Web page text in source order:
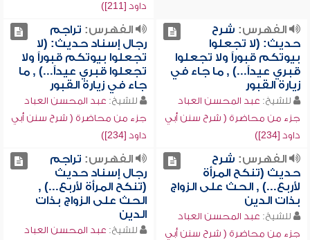
داود [211])
الفهرس: شرح
حديث: (لا تجعلوا
بيوتكم قبوراً ولا تجعلوا
قبري عيداً...) , ما جاء في
زيارة القبور
للشيخ: عبد المحسن العباد
جزء من محاضرة ( شرح سنن أبي
داود [234])
الفهرس: تراجم
رجال إسناد حديث: (لا
تجعلوا بيوتكم قبوراً ولا
تجعلوا قبري عيداً...) , ما
جاء في زيارة القبور
للشيخ: عبد المحسن العباد
جزء من محاضرة ( شرح سنن أبي
داود [234])
الفهرس: شرح
حديث (تنكح المرأة
لأربع...) , الحث على الزواج
بذات الدين
للشيخ: عبد المحسن العباد
جزء من محاضرة ( شرح سنن أبي
الفهرس: تراجم
رجال إسناد حديث
(تنكح المرأة لأربع...) ,
الحث على الزواج بذات
الدين
للشيخ: عبد المحسن العباد